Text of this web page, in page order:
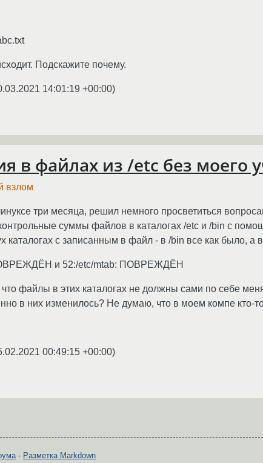
Подскажите почему.
14:01:19 +00:00)
в файлах из /etc без моего
взлом
три месяца, решил немного просветиться
суммы файлов в каталогах /etc и /bin с
каталогах с записанным в файл - в /bin все как было, а
и 52:/etc/mtab: ПОВРЕЖДЁН
что файлы в этих каталогах не должны сами по себе
в них изменилось? Не думаю, что в моем компе кто-
00:49:15 +00:00)
- Разметка Markdown